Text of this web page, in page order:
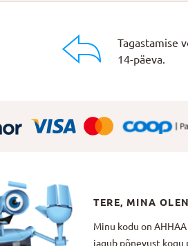
Tagastamise
14-päeva.
TERE, MINA
Minu kodu on
jagub põnevust kogu